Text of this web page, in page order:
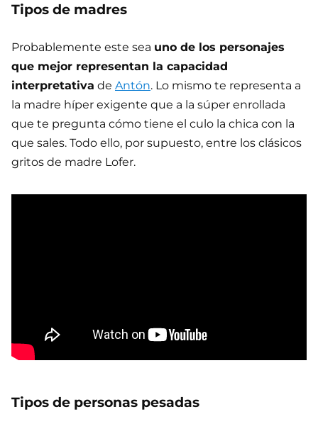
Tipos de madres
Probablemente este sea uno de los personajes
que mejor representan la capacidad
interpretativa de Antón. Lo mismo te representa a
la madre híper exigente que a la súper enrollada
que te pregunta cómo tiene el culo la chica con la
que sales. Todo ello, por supuesto, entre los clásicos
gritos de madre Lofer.
Tipos de personas pesadas